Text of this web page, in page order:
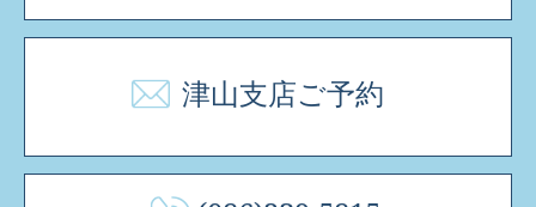
津山支店ご予約